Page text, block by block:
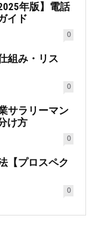
年版】電話
イド
0
組み・リス
0
サラリーマン
け方
0
【プロスペク
0